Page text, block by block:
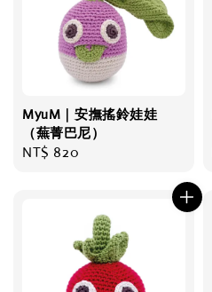
MyuM｜安撫搖鈴娃娃
（蕪菁巴尼）
Regular
NT$ 820